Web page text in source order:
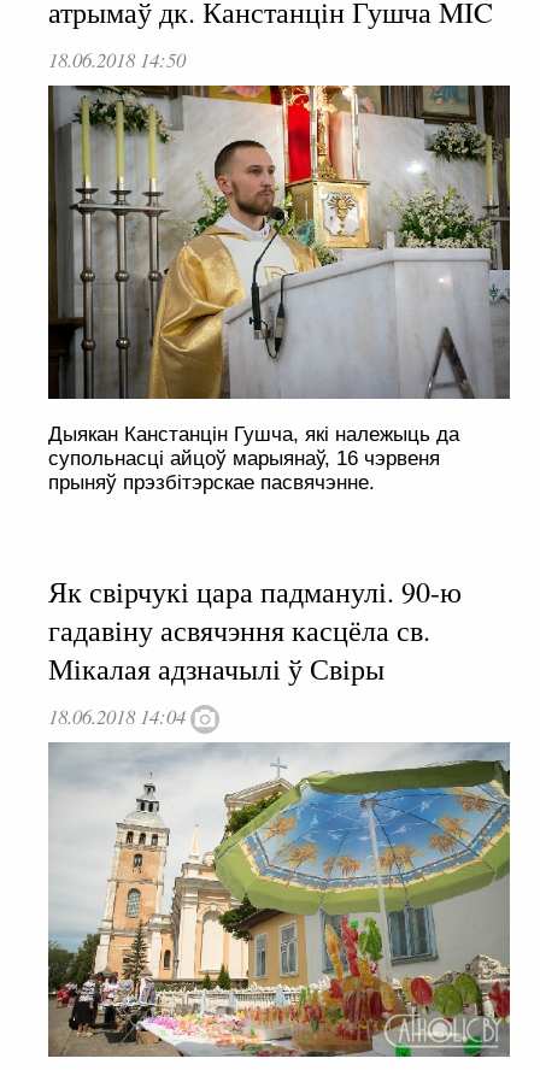
атрымаў дк. Канстанцін Гушча MIC
18.06.2018 14:50
Дыякан Канстанцін Гушча, які належыць да
супольнасці айцоў марыянаў, 16 чэрвеня
прыняў прэзбітэрскае пасвячэнне.
Як свірчукі цара падманулі. 90-ю
гадавіну асвячэння касцёла св.
Мікалая адзначылі ў Свіры
18.06.2018 14:04